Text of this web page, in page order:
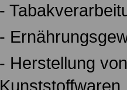
-
-
- Herstellung
Kunststoffwaren